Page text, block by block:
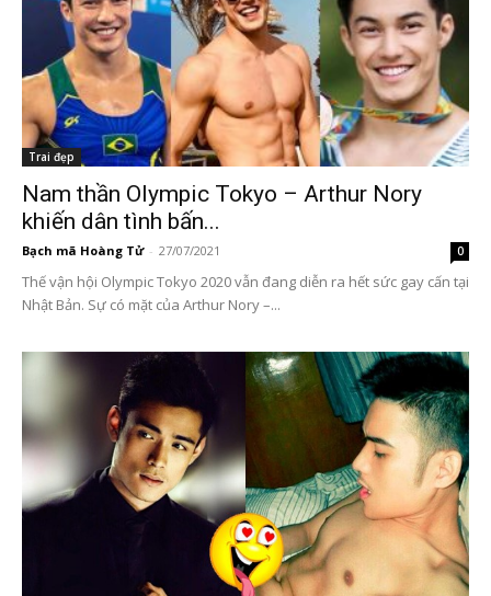
Trai đẹp
Nam thần Olympic Tokyo – Arthur Nory
khiến dân tình bấn...
Bạch mã Hoàng Tử - 27/07/2021 0
Thế vận hội Olympic Tokyo 2020 vẫn đang diễn ra hết sức gay cấn tại
Nhật Bản. Sự có mặt của Arthur Nory –...